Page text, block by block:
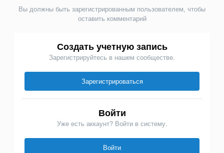
Вы должны быть зарегистрированным пользователем, чтобы
оставить комментарий
Создать учетную запись
Зарегистрируйтесь в нашем сообществе.
Зарегистрироваться
Войти
Уже есть аккаунт? Войти в систему.
Войти